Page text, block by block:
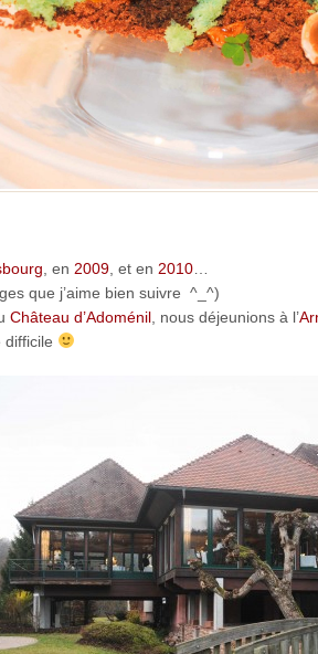
, en 2009, et en 2010…
que j’aime bien suivre ^_^)
Château d’Adoménil, nous déjeunions à l’
difficile